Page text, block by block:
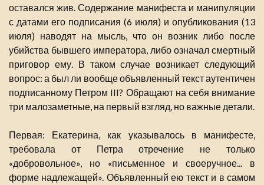
оставался жив. Содержание манифеста и манипуляции
с датами его подписания (6 июля) и опубликования (13
июля) наводят на мысль, что он возник либо после
убийства бывшего императора, либо означал смертный
приговор ему. В таком случае возникает следующий
вопрос: а был ли вообще объявленный текст аутентичен
подписанному Петром III? Обращают на себя внимание
три малозаметные, на первый взгляд, но важные детали.
Первая: Екатерина, как указывалось в манифесте,
требовала от Петра отречение не только
«добровольное», но «письменное и своеручное... в
форме надлежащей». Объявленный ею текст и в самом